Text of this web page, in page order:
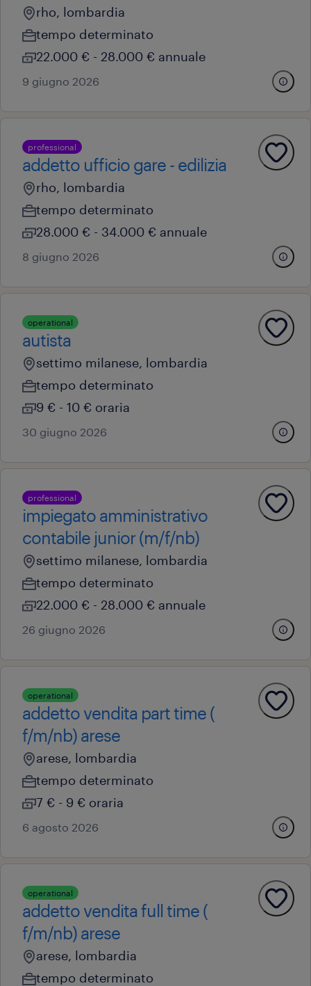
rho, lombardia
tempo determinato
22.000 € - 28.000 € annuale
9 giugno 2026
professional
addetto ufficio gare - edilizia
rho, lombardia
tempo determinato
28.000 € - 34.000 € annuale
8 giugno 2026
operational
autista
settimo milanese, lombardia
tempo determinato
9 € - 10 € oraria
30 giugno 2026
professional
impiegato amministrativo
contabile junior (m/f/nb)
settimo milanese, lombardia
tempo determinato
22.000 € - 28.000 € annuale
26 giugno 2026
operational
addetto vendita part time (
f/m/nb) arese
arese, lombardia
tempo determinato
7 € - 9 € oraria
6 agosto 2026
operational
addetto vendita full time (
f/m/nb) arese
arese, lombardia
tempo determinato